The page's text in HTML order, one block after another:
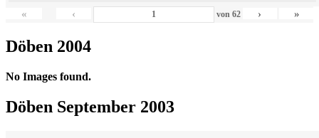
« ‹ von 62 › »
Döben 2004
No Images found.
Döben September 2003